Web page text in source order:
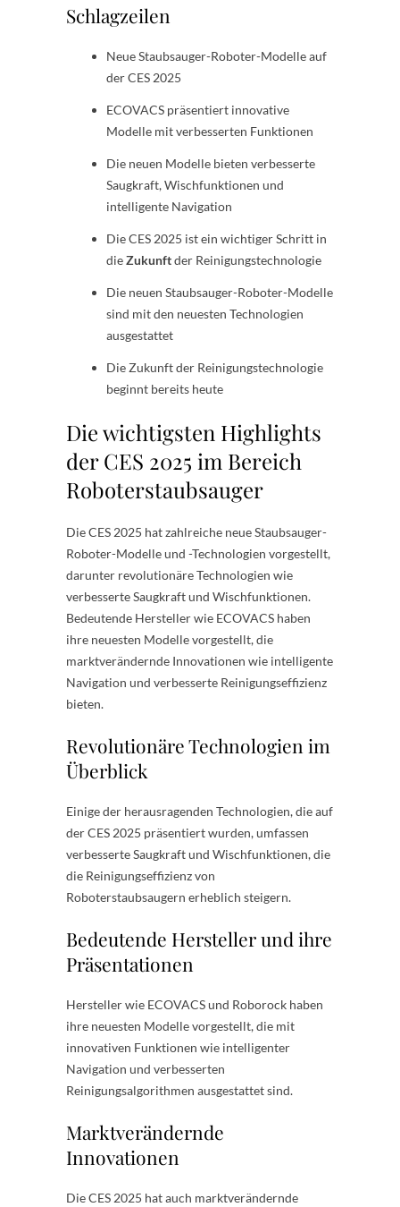
Schlagzeilen
Neue Staubsauger-Roboter-Modelle auf
der CES 2025
ECOVACS präsentiert innovative
Modelle mit verbesserten Funktionen
Die neuen Modelle bieten verbesserte
Saugkraft, Wischfunktionen und
intelligente Navigation
Die CES 2025 ist ein wichtiger Schritt in
dieZukunftder Reinigungstechnologie
Die neuen Staubsauger-Roboter-Modelle
sind mit den neuesten Technologien
ausgestattet
Die Zukunft der Reinigungstechnologie
beginnt bereits heute
Die wichtigsten Highlights
der CES 2025 im Bereich
Roboterstaubsauger
Die CES 2025 hat zahlreiche neue Staubsauger-
Roboter-Modelle und -Technologien vorgestellt,
darunter revolutionäre Technologien wie
verbesserte Saugkraft und Wischfunktionen.
Bedeutende Hersteller wie ECOVACS haben
ihre neuesten Modelle vorgestellt, die
marktverändernde Innovationen wie intelligente
Navigation und verbesserte Reinigungseffizienz
bieten.
Revolutionäre Technologien im
Überblick
Einige der herausragenden Technologien, die auf
der CES 2025 präsentiert wurden, umfassen
verbesserte Saugkraft und Wischfunktionen, die
die Reinigungseffizienz von
Roboterstaubsaugern erheblich steigern.
Bedeutende Hersteller und ihre
Präsentationen
Hersteller wie ECOVACS und Roborock haben
ihre neuesten Modelle vorgestellt, die mit
innovativen Funktionen wie intelligenter
Navigation und verbesserten
Reinigungsalgorithmen ausgestattet sind.
Marktverändernde
Innovationen
Die CES 2025 hat auch marktverändernde